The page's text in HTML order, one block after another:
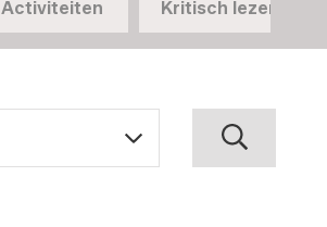
Activiteiten Kritisch lezen